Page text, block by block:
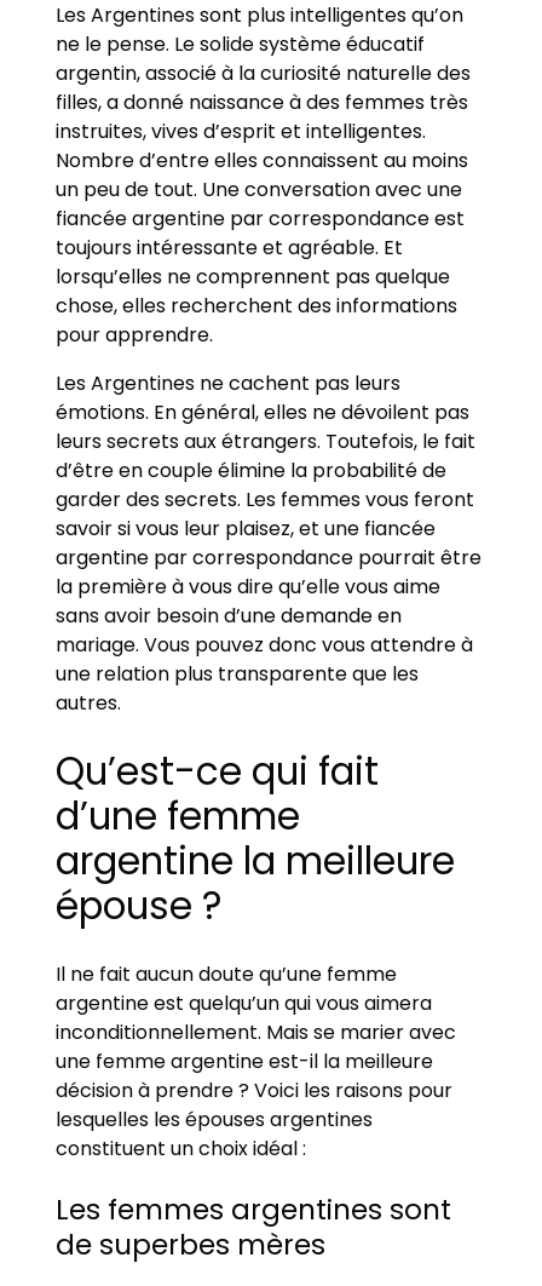
Les Argentines sont plus intelligentes qu’on
ne le pense. Le solide système éducatif
argentin, associé à la curiosité naturelle des
filles, a donné naissance à des femmes très
instruites, vives d’esprit et intelligentes.
Nombre d’entre elles connaissent au moins
un peu de tout. Une conversation avec une
fiancée argentine par correspondance est
toujours intéressante et agréable. Et
lorsqu’elles ne comprennent pas quelque
chose, elles recherchent des informations
pour apprendre.
Les Argentines ne cachent pas leurs
émotions. En général, elles ne dévoilent pas
leurs secrets aux étrangers. Toutefois, le fait
d’être en couple élimine la probabilité de
garder des secrets. Les femmes vous feront
savoir si vous leur plaisez, et une fiancée
argentine par correspondance pourrait être
la première à vous dire qu’elle vous aime
sans avoir besoin d’une demande en
mariage. Vous pouvez donc vous attendre à
une relation plus transparente que les
autres.
Qu’est-ce qui fait
d’une femme
argentine la meilleure
épouse ?
Il ne fait aucun doute qu’une femme
argentine est quelqu’un qui vous aimera
inconditionnellement. Mais se marier avec
une femme argentine est-il la meilleure
décision à prendre ? Voici les raisons pour
lesquelles les épouses argentines
constituent un choix idéal :
Les femmes argentines sont
de superbes mères